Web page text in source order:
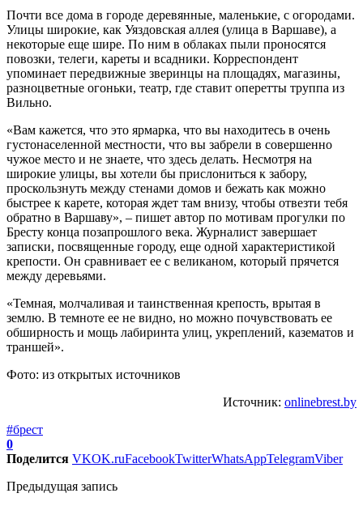
Почти все дома в городе деревянные, маленькие, с огородами.
Улицы широкие, как Уяздовская аллея (улица в Варшаве), а
некоторые еще шире. По ним в облаках пыли проносятся
повозки, телеги, кареты и всадники. Корреспондент
упоминает передвижные зверинцы на площадях, магазины,
разноцветные огоньки, театр, где ставит оперетты труппа из
Вильно.
«Вам кажется, что это ярмарка, что вы находитесь в очень
густонаселенной местности, что вы забрели в совершенно
чужое место и не знаете, что здесь делать. Несмотря на
широкие улицы, вы хотели бы прислониться к забору,
проскользнуть между стенами домов и бежать как можно
быстрее к карете, которая ждет там внизу, чтобы отвезти тебя
обратно в Варшаву», – пишет автор по мотивам прогулки по
Бресту конца позапрошлого века. Журналист завершает
записки, посвященные городу, еще одной характеристикой
крепости. Он сравнивает ее с великаном, который прячется
между деревьями.
«Темная, молчаливая и таинственная крепость, врытая в
землю. В темноте ее не видно, но можно почувствовать ее
обширность и мощь лабиринта улиц, укреплений, казематов и
траншей».
Фото: из открытых источников
Источник: onlinebrest.by
#брест
0
Поделится VKOK.ruFacebookTwitterWhatsAppTelegramViber
Предыдущая запись